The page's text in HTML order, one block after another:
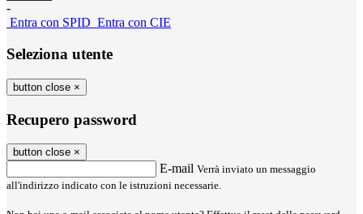
-
Entra con SPID Entra con CIE
Seleziona utente
button close ×
Recupero password
button close ×
E-mail Verrà inviato un messaggio
all'indirizzo indicato con le istruzioni necessarie.